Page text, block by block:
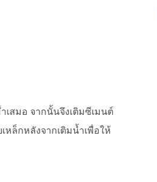
เสมอ จากนั้นจึงเติมซีเมนต์
หล็กหลังจากเติมน้ำเพื่อให้